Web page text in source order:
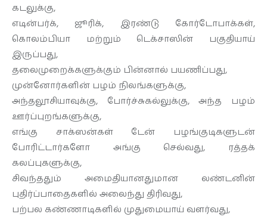
கடலுக்கு,
எடின்பர்க், ஜூரிக், இரண்டு கோர்டோபாக்கள்,
கொலம்பியா மற்றும் டெக்சாஸின் பகுதியாய்
இருப்பது,
தலைமுறைக்களுக்கும் பின்னால் பயணிப்பது,
முன்னோர்களின் பழம் நிலங்களுக்கு,
அந்தலூசியாவுக்கு, போர்ச்சுகல்லுக்கு, அந்த பழம்
ஊர்ப்புறங்களுக்கு,
எங்கு சாக்ஸன்கள் டேன் பழங்குடிகளுடன்
போரிட்டார்களோ அங்கு செல்வது, ரத்தக்
கலப்புகளுக்கு,
சிவந்ததும் அமைதியானதுமான லண்டனின்
புதிர்ப்பாதைகளில் அலைந்து திரிவது,
பற்பல கண்ணாடிகளில் முதுமையாய் வளர்வது,